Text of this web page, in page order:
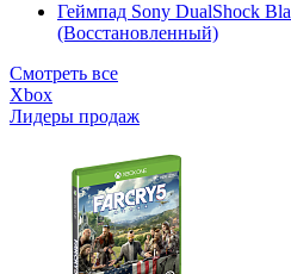
Геймпад Sony DualShock
(Восстановленный)
Смотреть все
Xbox
Лидеры продаж